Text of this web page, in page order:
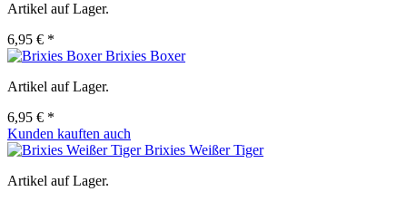
Artikel auf Lager.
6,95 € *
Brixies Boxer
Artikel auf Lager.
6,95 € *
Kunden kauften auch
Brixies Weißer Tiger
Artikel auf Lager.